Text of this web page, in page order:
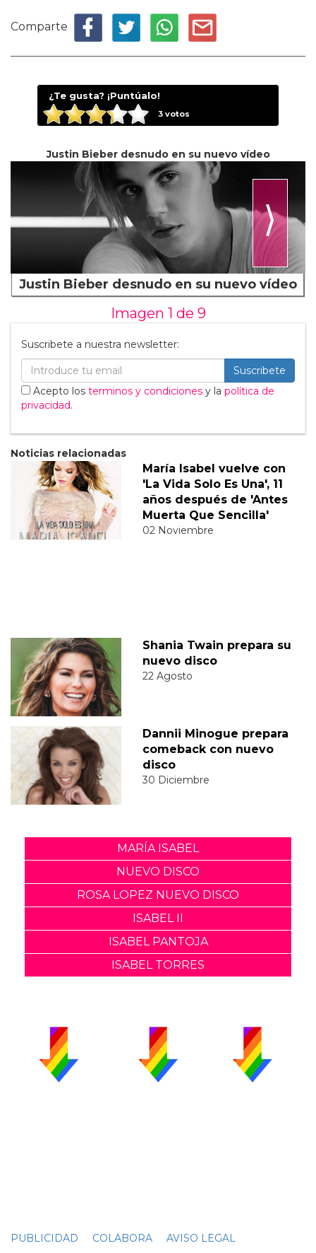
Comparte
¿Te gusta? ¡Puntúalo!
3votos
Justin Bieber desnudo en su nuevo vídeo
⟩
Justin Bieber desnudo en su nuevo vídeo
Imagen 1 de 9
Suscribete a nuestra newsletter:
Suscribete
Acepto los terminos y condiciones y la política de
privacidad.
Noticias relacionadas
María Isabel vuelve con
'La Vida Solo Es Una', 11
años después de 'Antes
Muerta Que Sencilla'
02 Noviembre
Shania Twain prepara su
nuevo disco
22 Agosto
Dannii Minogue prepara
comeback con nuevo
disco
30 Diciembre
MARÍA ISABEL
NUEVO DISCO
ROSA LOPEZ NUEVO DISCO
ISABEL II
ISABEL PANTOJA
ISABEL TORRES
PUBLICIDAD COLABORA AVISO LEGAL